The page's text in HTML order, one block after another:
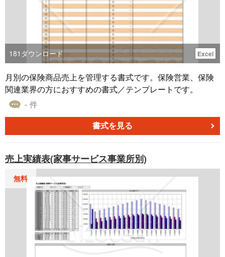
181 ダウンロード Excel
月別の保険商品売上を管理する書式です。保険営業、保険
関連業界の方におすすめの書式／テンプレートです。
- 件
書式を見る
売上実績表(家事サービス事業所別)
無料